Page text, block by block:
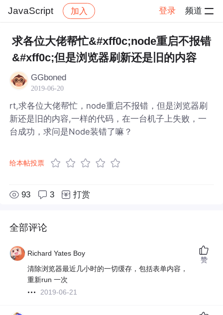
JavaScript 加入 登录 频道
社区 JavaScript 帖子详情
求各位大佬帮忙&#xff0c;node重启不报错
&#xff0c;但是浏览器刷新还是旧的内容
GGboned
2019-06-20
rt,求各位大佬帮忙，node重启不报错，但是浏览器刷
新还是旧的内容,一样的代码，在一台机子上失败，一
台成功，求问是Node装错了嘛？
给本帖投票
93 3 打赏
全部评论
Richard Yates Boy
清除浏览器最近几小时的一切缓存，包括表单内容，
重新run 一次
2019-06-21
赞